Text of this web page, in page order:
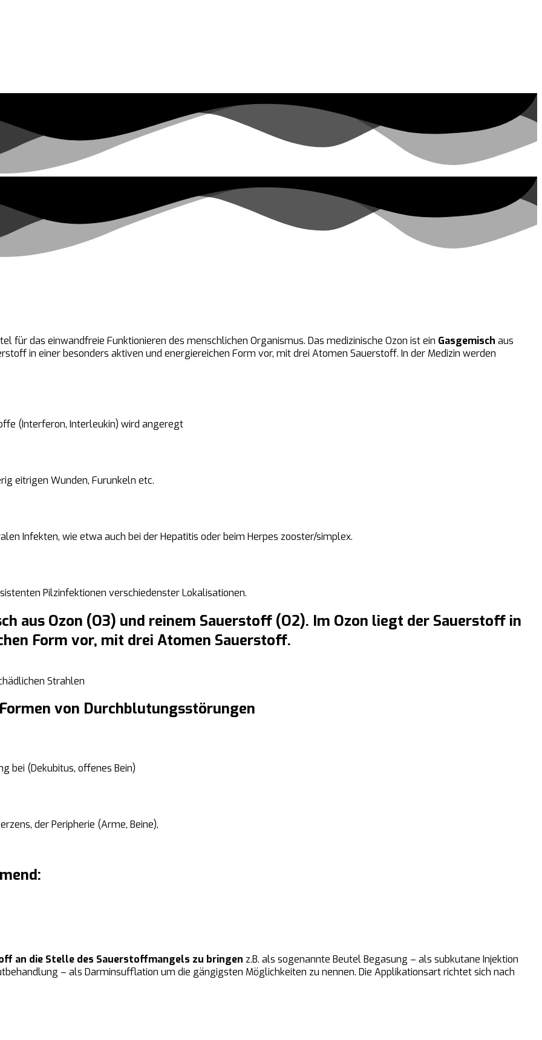
für das einwandfreie Funktionieren des menschlichen Organismus. Das medizinische Ozon ist ein Gasgemisch aus
in einer besonders aktiven und energiereichen Form vor, mit drei Atomen Sauerstoff. In der Medizin werden
(Interferon, Interleukin) wird angeregt
eitrigen Wunden, Furunkeln etc.
Infekten, wie etwa auch bei der Hepatitis oder beim Herpes zooster/simplex.
Pilzinfektionen verschiedenster Lokalisationen.
aus Ozon (O3) und reinem Sauerstoff (O2). Im Ozon liegt der Sauerstoff in
Form vor, mit drei Atomen Sauerstoff.
Strahlen
von Durchblutungsstörungen
bei (Dekubitus, offenes Bein)
der Peripherie (Arme, Beine),
an die Stelle des Sauerstoffmangels zu bringen z.B. als sogenannte Beutel Begasung – als subkutane Injektion
– als Darminsufflation um die gängigsten Möglichkeiten zu nennen. Die Applikationsart richtet sich nach